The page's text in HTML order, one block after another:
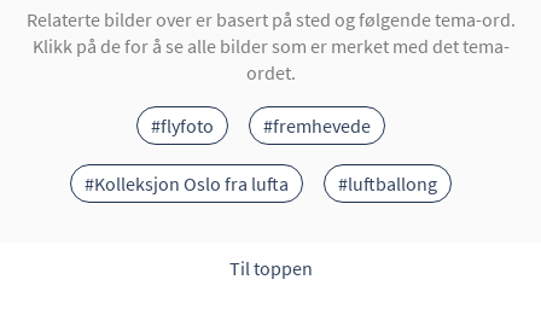
Relaterte bilder over er basert på sted og følgende tema-ord.
Klikk på de for å se alle bilder som er merket med det tema-
ordet.
#flyfoto #fremhevede
#Kolleksjon Oslo fra lufta #luftballong
Til toppen